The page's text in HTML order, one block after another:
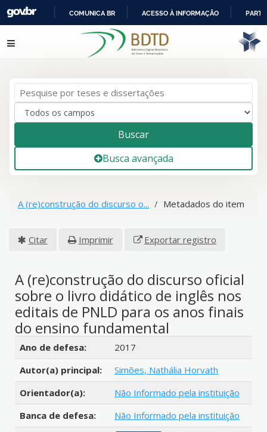
IR
PARA
COMUNICA BR ACESSO À INFORMAÇÃO
Pular para o conteúdo
Buscar
Busca avançada
A (re)construção do discurso o... Metadados do item
Citar Imprimir Exportar registro
A (re)construção do discurso oficial
sobre o livro didático de inglês nos
editais de PNLD para os anos finais
do ensino fundamental
Detalhes bibliográficos
Ano de defesa:
2017
Autor(a) principal:
Simões, Nathália Horvath
Orientador(a):
Não Informado pela instituição
Banca de defesa:
Não Informado pela instituição